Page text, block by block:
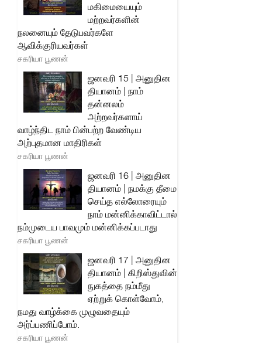
மகிமையையும்
மற்றவர்களின்
நலனையும் தேடுபவர்களே
ஆவிக்குரியவர்கள்
சகரியா பூணன்
ஜனவரி 15 | அனுதின
தியானம் | நாம்
தன்னலம்
அற்றவர்களாய்
வாழ்ந்திட நாம் பின்பற்ற வேண்டிய
அற்புதமான மாதிரிகள்
சகரியா பூணன்
ஜனவரி 16 | அனுதின
தியானம் | நமக்கு தீமை
செய்த எல்லோரையும்
நாம் மன்னிக்காவிட்டால்
நம்முடைய பாவமும் மன்னிக்கப்படாது
சகரியா பூணன்
ஜனவரி 17 | அனுதின
தியானம் | கிறிஸ்துவின்
நுகத்தை நம்மீது
ஏற்றுக் கொள்வோம்,
நமது வாழ்க்கை முழுவதையும்
அர்ப்பணிப்போம்.
சகரியா பூணன்